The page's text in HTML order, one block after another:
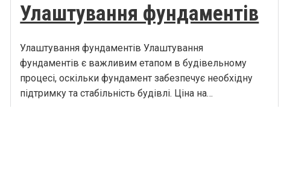
Улаштування фундаментів
Улаштування фундаментів Улаштування
фундаментів є важливим етапом в будівельному
процесі, оскільки фундамент забезпечує необхідну
підтримку та стабільність будівлі. Ціна на…